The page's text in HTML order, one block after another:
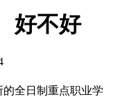
好不好
全日制重点职业学